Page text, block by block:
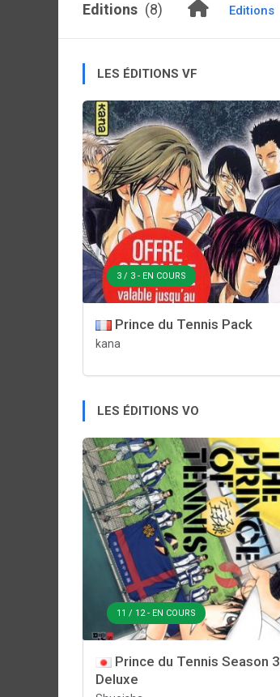
Editions (8) Editions
LES ÉDITIONS VF
3 / 3 - EN COURS
Prince du Tennis Pack
kana
LES ÉDITIONS VO
11 / 12 - EN COURS
Prince du Tennis Season 3
Deluxe